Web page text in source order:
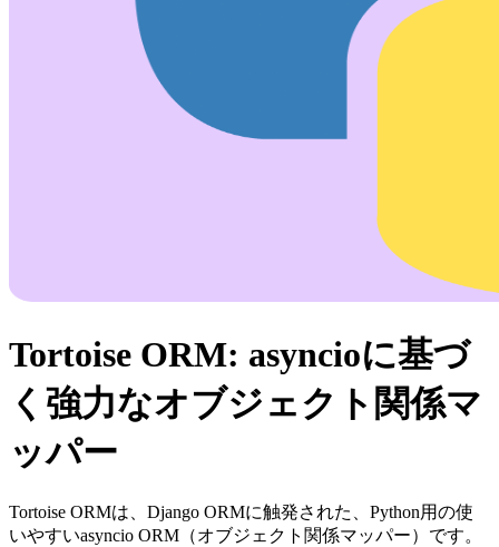
Tortoise ORM: asyncioに基づ
く強力なオブジェクト関係マ
ッパー
Tortoise ORMは、Django ORMに触発された、Python用の使
いやすいasyncio ORM（オブジェクト関係マッパー）です。